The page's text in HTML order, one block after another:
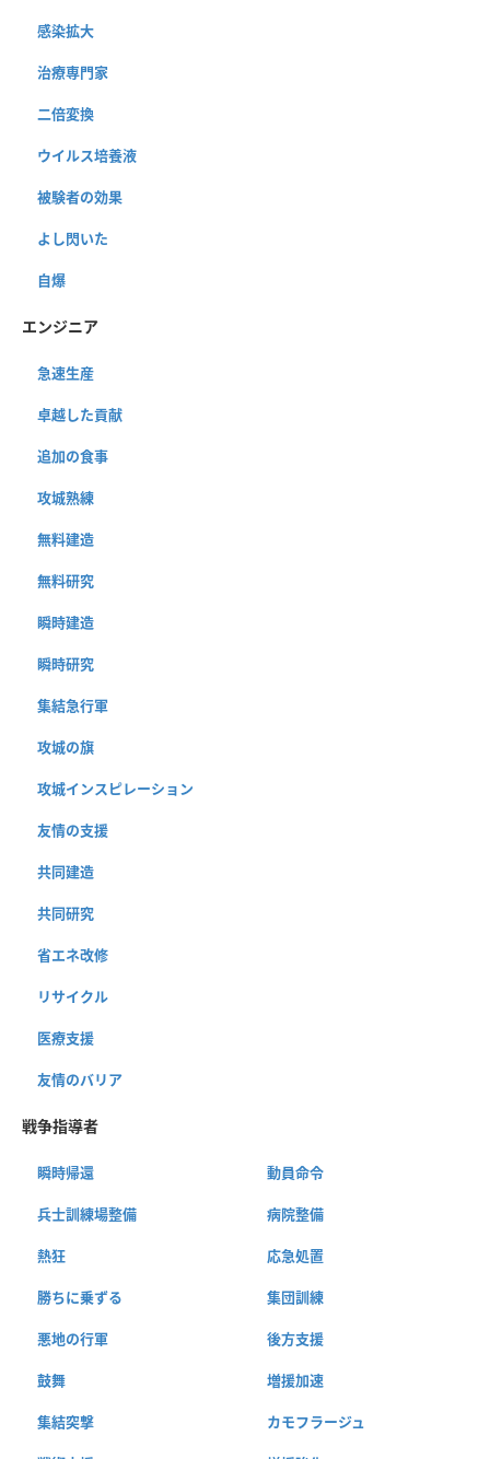
感染拡大
治療専門家
二倍変換
ウイルス培養液
被験者の効果
よし閃いた
自爆
エンジニア
急速生産
卓越した貢献
追加の食事
攻城熟練
無料建造
無料研究
瞬時建造
瞬時研究
集結急行軍
攻城の旗
攻城インスピレーション
友情の支援
共同建造
共同研究
省エネ改修
リサイクル
医療支援
友情のバリア
戦争指導者
瞬時帰還 動員命令
兵士訓練場整備 病院整備
熱狂 応急処置
勝ちに乗ずる 集団訓練
悪地の行軍 後方支援
鼓舞 増援加速
集結突撃 カモフラージュ